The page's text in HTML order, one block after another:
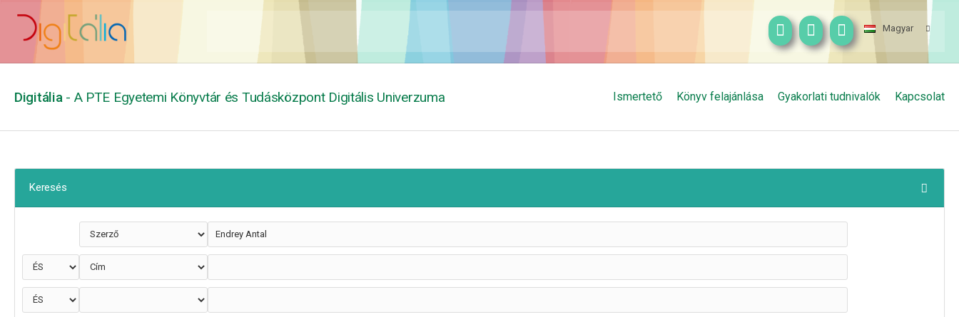
Magyar
Digitália - A PTE Egyetemi Könyvtár és Tudásközpont Digitális Univerzuma Ismertető Könyv felajánlása Gyakorlati tudnivalók Kapcsolat
Keresés